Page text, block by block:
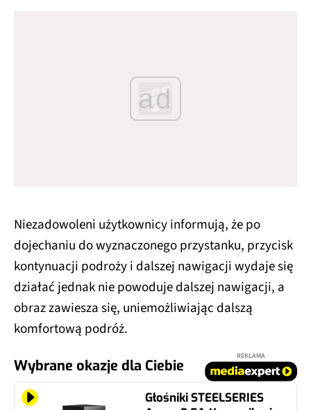
ad
Niezadowoleni użytkownicy informują, że po
dojechaniu do wyznaczonego przystanku, przycisk
kontynuacji podroży i dalszej nawigacji wydaje się
działać jednak nie powoduje dalszej nawigacji, a
obraz zawiesza się, uniemożliwiając dalszą
komfortową podróż.
Wybrane okazje dla Ciebie
REKLAMA
Głośniki STEELSERIES